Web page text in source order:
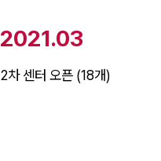
2021.03
2차 센터 오픈 (18개)